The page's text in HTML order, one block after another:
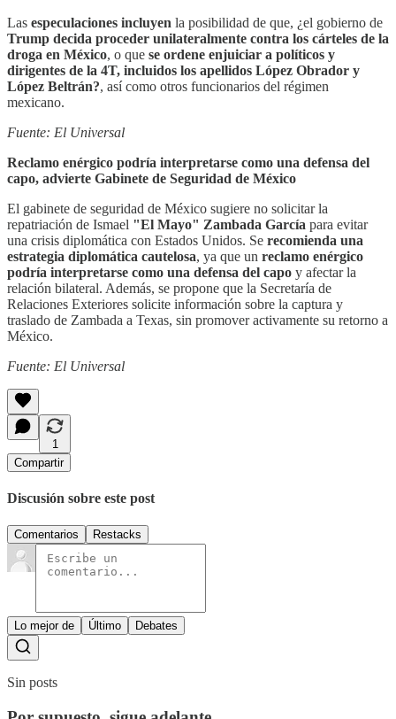
Las especulaciones incluyen la posibilidad de que, ¿el gobierno de
Trump decida proceder unilateralmente contra los cárteles de la
droga en México, o que se ordene enjuiciar a políticos y
dirigentes de la 4T, incluidos los apellidos López Obrador y
López Beltrán?, así como otros funcionarios del régimen
mexicano.
Fuente: El Universal
Reclamo enérgico podría interpretarse como una defensa del
capo, advierte Gabinete de Seguridad de México
El gabinete de seguridad de México sugiere no solicitar la
repatriación de Ismael "El Mayo" Zambada García para evitar
una crisis diplomática con Estados Unidos. Se recomienda una
estrategia diplomática cautelosa, ya que un reclamo enérgico
podría interpretarse como una defensa del capo y afectar la
relación bilateral. Además, se propone que la Secretaría de
Relaciones Exteriores solicite información sobre la captura y
traslado de Zambada a Texas, sin promover activamente su retorno a
México.
Fuente: El Universal
1
Compartir
Discusión sobre este post
Comentarios Restacks
Lo mejor de Último Debates
Sin posts